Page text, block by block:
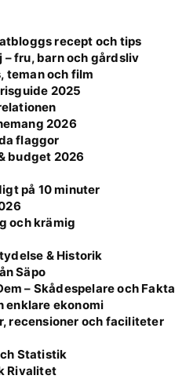
recept och tips
– fru, barn och gårdsliv
teman och film
2025
2026
flaggor
budget 2026
på 10 minuter
och krämig
& Historik
Säpo
– Skådespelare och Fakta
enklare ekonomi
recensioner och faciliteter
Statistik
Rivalitet